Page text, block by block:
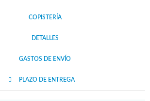
COPISTERÍA
DETALLES
GASTOS DE ENVÍO
PLAZO DE ENTREGA